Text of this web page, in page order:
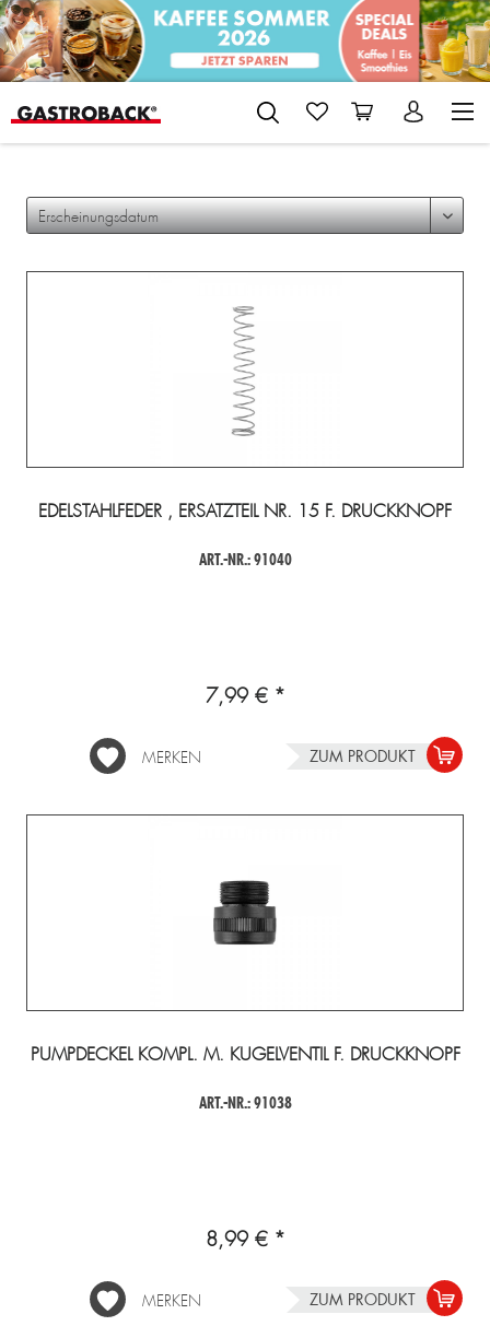
EDELSTAHLFEDER , ERSATZTEIL NR. 15 F. DRUCKKNOPF
ART.-NR.: 91040
7,99 € *
MERKEN ZUM PRODUKT
PUMPDECKEL KOMPL. M. KUGELVENTIL F. DRUCKKNOPF
ART.-NR.: 91038
8,99 € *
MERKEN ZUM PRODUKT